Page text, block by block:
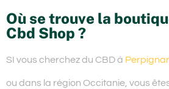
Où se trouve la
Cbd Shop ?
SI vous cherchez du CBD à
ou dans la région Occitanie, vous